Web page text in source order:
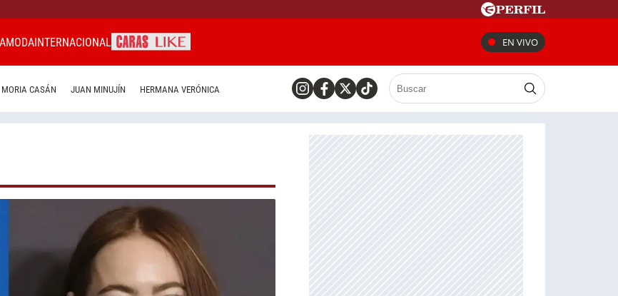
MODAINTERNACIONAL EN VIVO
MORIA CASÁN JUAN MINUJÍN HERMANA VERÓNICA